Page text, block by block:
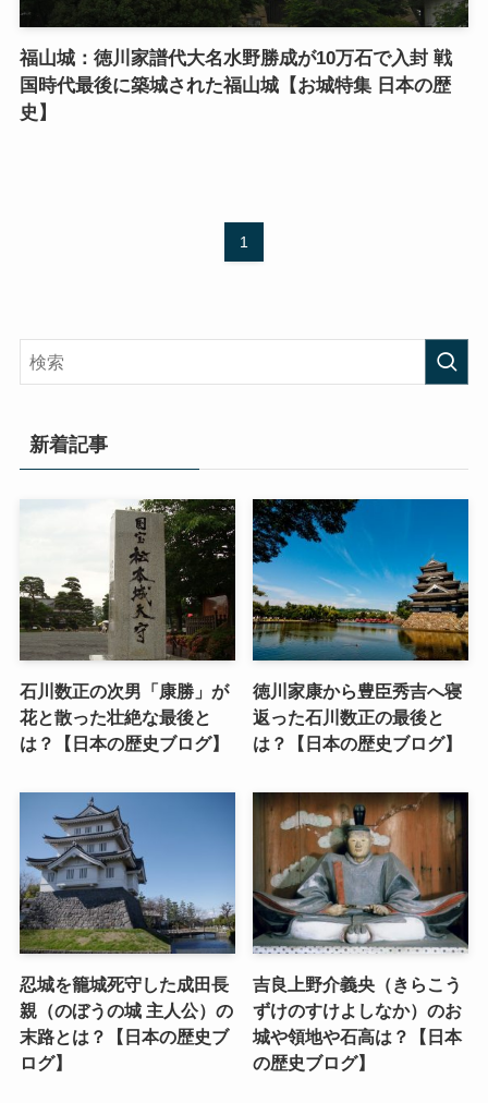
福山城：徳川家譜代大名水野勝成が10万石で入封 戦
国時代最後に築城された福山城【お城特集 日本の歴
史】
1
新着記事
石川数正の次男「康勝」が
花と散った壮絶な最後と
は？【日本の歴史ブログ】
徳川家康から豊臣秀吉へ寝
返った石川数正の最後と
は？【日本の歴史ブログ】
忍城を籠城死守した成田長
親（のぼうの城 主人公）の
末路とは？【日本の歴史ブ
ログ】
吉良上野介義央（きらこう
ずけのすけよしなか）のお
城や領地や石高は？【日本
の歴史ブログ】